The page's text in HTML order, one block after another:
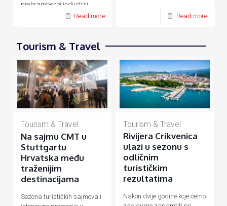
prehrambenoj industriji,
energetici, prometu, turizmu
Read more Read more
Tourism & Travel
Tourism & Travel
Na sajmu CMT u
Stuttgartu
Hrvatska među
traženijim
destinacijama
Sezona turističkih sajmova i
Tourism & Travel
Rivijera Crikvenica
ulazi u sezonu s
odličnim
turističkim
rezultatima
Nakon dvije godine koje ćemo